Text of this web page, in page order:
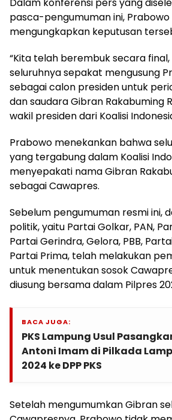
pasca-pengumuman ini, Prabowo
mengungkapkan keputusan
“Kita telah berembuk secara
seluruhnya sepakat mengusung
sebagai calon presiden untuk
dan saudara Gibran Rakabuming
wakil presiden dari Koalisi
Prabowo menekankan bahwa
yang tergabung dalam Koalisi
menyepakati nama Gibran
sebagai Cawapres.
Sebelum pengumuman resmi ini,
politik, yaitu Partai Golkar, PAN,
Partai Gerindra, Gelora, PBB,
Partai Prima, telah melakukan
untuk menentukan sosok
diusung bersama dalam Pilpres
BACA JUGA:
PKS Lampung Usul
Antoni Imam di Pilkada
2024 ke DPP PKS
Setelah mengumumkan Gibran